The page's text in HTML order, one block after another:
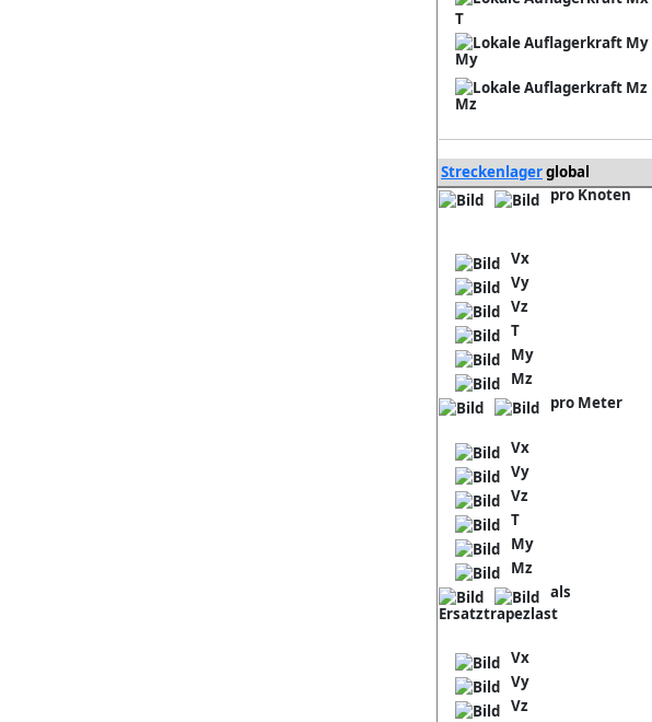
T
My
Mz
Streckenlagerglobal
pro Knoten
Vx
Vy
Vz
T
My
Mz
pro Meter
Vx
Vy
Vz
T
My
Mz
als
Ersatztrapezlast
Vx
Vy
Vz